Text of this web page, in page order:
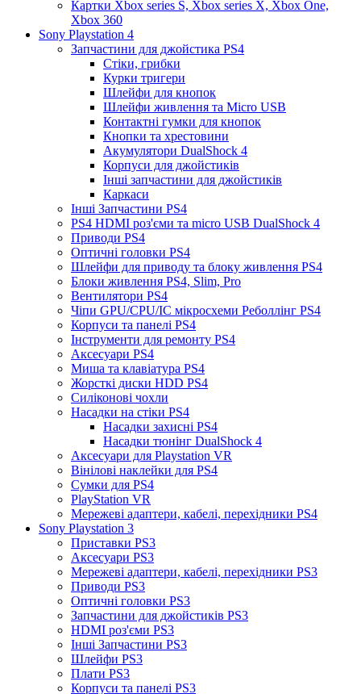
Картки Xbox series S, Xbox series X, Xbox One,
Xbox 360
Sony Playstation 4
Запчастини для джойстика PS4
Стіки, грибки
Курки тригери
Шлейфи для кнопок
Шлейфи живлення та Micro USB
Контактні гумки для кнопок
Кнопки та хрестовини
Акумулятори DualShock 4
Корпуси для джойстиків
Інші запчастини для джойстиків
Каркаси
Інші Запчастини PS4
PS4 HDMI роз'єми та micro USB DualShock 4
Приводи PS4
Оптичні головки PS4
Шлейфи для приводу та блоку живлення PS4
Блоки живлення PS4, Slim, Pro
Вентилятори PS4
Чіпи GPU/CPU/IC мікросхеми Реболлінг PS4
Корпуси та панелі PS4
Інструменти для ремонту PS4
Аксесуари PS4
Миша та клавіатура PS4
Жорсткі диски HDD PS4
Силіконові чохли
Насадки на стіки PS4
Насадки захисні PS4
Насадки тюнінг DualShock 4
Аксесуари для Playstation VR
Вінілові наклейки для PS4
Сумки для PS4
PlayStation VR
Мережеві адаптери, кабелі, перехідники PS4
Sony Playstation 3
Приставки PS3
Аксесуари PS3
Мережеві адаптери, кабелі, перехідники PS3
Приводи PS3
Оптичні головки PS3
Запчастини для джойстиків PS3
HDMI роз'єми PS3
Інші Запчастини PS3
Шлейфи PS3
Плати PS3
Корпуси та панелі PS3